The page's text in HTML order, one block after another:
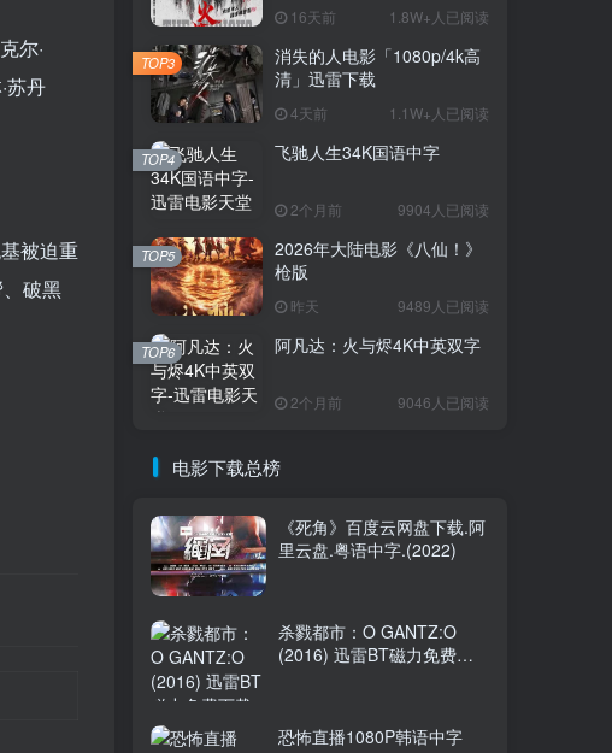
尔·
苏丹
被迫重
破黑
16天前 1.8W+人已阅读
消失的人电影「1080p/4k高
清」迅雷下载
4天前 1.1W+人已阅读
TOP3
飞驰人生34K国语中字
2个月前 9904人已阅读
TOP4
2026年大陆电影《八仙！》
枪版
昨天 9489人已阅读
TOP5
阿凡达：火与烬4K中英双字
2个月前 9046人已阅读
TOP6
电影下载总榜
《死角》百度云网盘下载.阿
里云盘.粤语中字.(2022)
杀戮都市：O GANTZ:O
(2016) 迅雷BT磁力免费下
恐怖直播1080P韩语中字